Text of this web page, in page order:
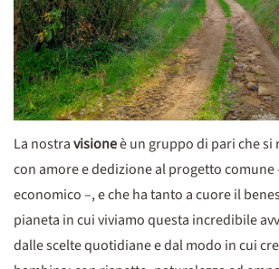
La nostravisioneè un gruppo di pari che si
con amore e dedizione al progetto comune
economico –, e che ha tanto a cuore il
pianeta in cui viviamo questa incredibile
dalle scelte quotidiane e dal modo in cui